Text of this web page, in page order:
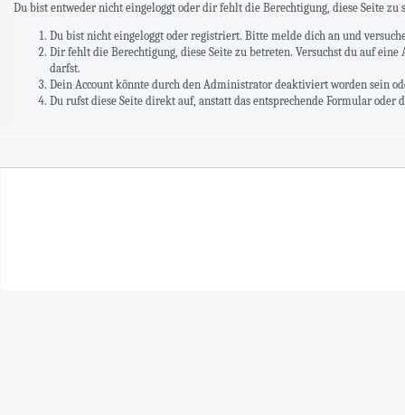
Du bist entweder nicht eingeloggt oder dir fehlt die Berechtigung, diese Seite
Du bist nicht eingeloggt oder registriert. Bitte melde dich an und
Dir fehlt die Berechtigung, diese Seite zu betreten. Versuchst du auf
darfst.
Dein Account könnte durch den Administrator deaktiviert worden sein
Du rufst diese Seite direkt auf, anstatt das entsprechende Formular oder